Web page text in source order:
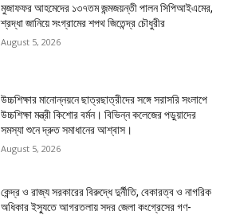
মুজাফফর আহমেদের ১৩৭তম জন্মজয়ন্তী পালন সিপিআইএমের,
শ্রদ্ধা জানিয়ে সংগ্রামের শপথ জিতেন্দ্র চৌধুরীর
August 5, 2026
উচ্চশিক্ষার মানোন্নয়নে ছাত্রছাত্রীদের সঙ্গে সরাসরি সংলাপে
উচ্চশিক্ষা মন্ত্রী কিশোর বর্মন। বিভিন্ন কলেজের পড়ুয়াদের
সমস্যা শুনে দ্রুত সমাধানের আশ্বাস।
August 5, 2026
কেন্দ্র ও রাজ্য সরকারের বিরুদ্ধে দুর্নীতি, বেকারত্ব ও নাগরিক
অধিকার ইস্যুতে আগরতলায় সদর জেলা কংগ্রেসের গণ-